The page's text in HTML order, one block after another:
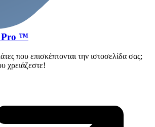
Pro ™
που επισκέπτονται την ιστοσελίδα σας;
χρειάζεστε!